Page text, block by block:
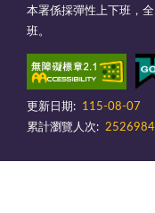
本署係採彈性上下班，
班。
更新日期:
115-08-07
累計瀏覽人次: